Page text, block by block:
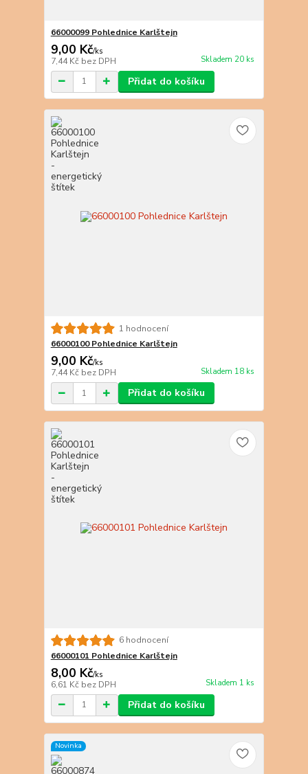
66000099 Pohlednice Karlštejn
9,00 Kč/ks
7,44 Kč bez DPH Skladem 20 ks
Přidat do košíku
1 hodnocení
66000100 Pohlednice Karlštejn
9,00 Kč/ks
7,44 Kč bez DPH Skladem 18 ks
Přidat do košíku
6 hodnocení
66000101 Pohlednice Karlštejn
8,00 Kč/ks
6,61 Kč bez DPH Skladem 1 ks
Přidat do košíku
Novinka